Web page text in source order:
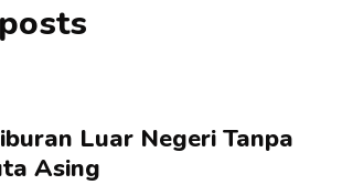
Luar Negeri Tanpa
Asing